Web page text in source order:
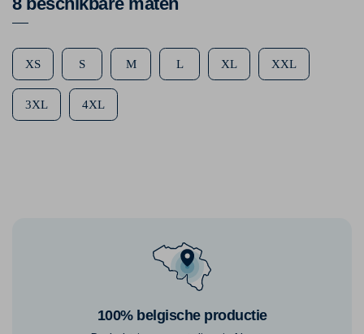
XS S M L XL XXL
3XL 4XL
100% belgische productie